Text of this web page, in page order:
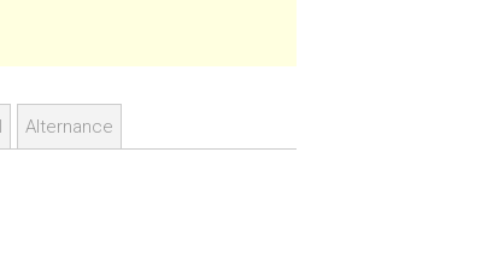
Alternance